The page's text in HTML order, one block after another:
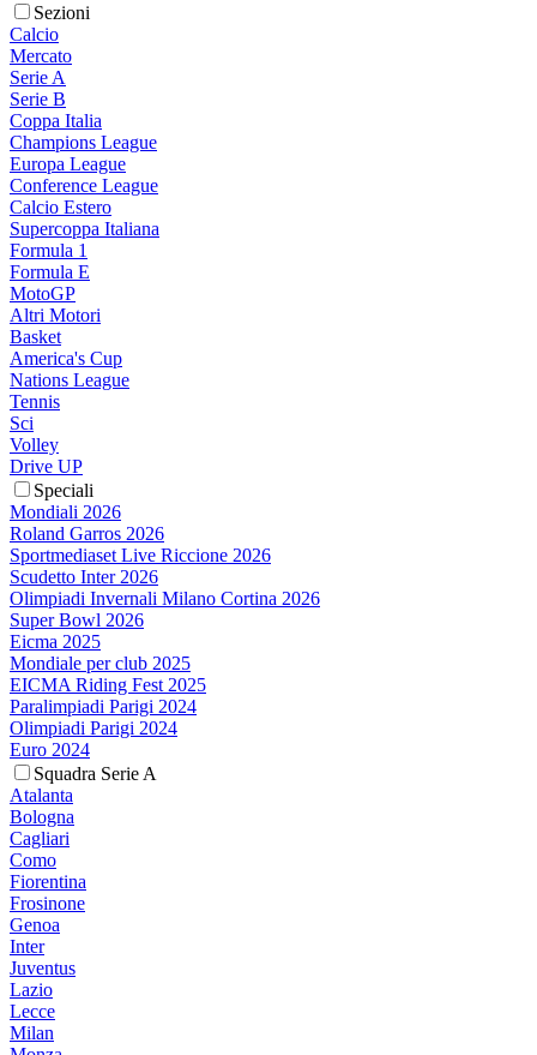
Sezioni
Calcio
Mercato
Serie A
Serie B
Coppa Italia
Champions League
Europa League
Conference League
Calcio Estero
Supercoppa Italiana
Formula 1
Formula E
MotoGP
Altri Motori
Basket
America's Cup
Nations League
Tennis
Sci
Volley
Drive UP
Speciali
Mondiali 2026
Roland Garros 2026
Sportmediaset Live Riccione 2026
Scudetto Inter 2026
Olimpiadi Invernali Milano Cortina 2026
Super Bowl 2026
Eicma 2025
Mondiale per club 2025
EICMA Riding Fest 2025
Paralimpiadi Parigi 2024
Olimpiadi Parigi 2024
Euro 2024
Squadra Serie A
Atalanta
Bologna
Cagliari
Como
Fiorentina
Frosinone
Genoa
Inter
Juventus
Lazio
Lecce
Milan